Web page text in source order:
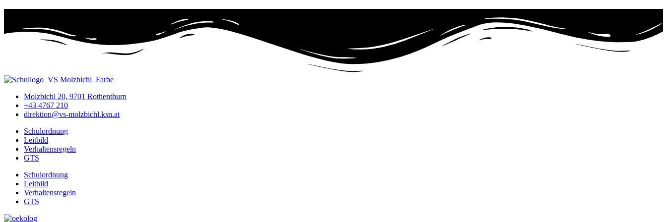
Molzbichl 20, 9701 Rothenthurn
+43 4767 210
direktion@vs-molzbichl.ksn.at
Schulordnung
Leitbild
Verhaltensregeln
GTS
Schulordnung
Leitbild
Verhaltensregeln
GTS